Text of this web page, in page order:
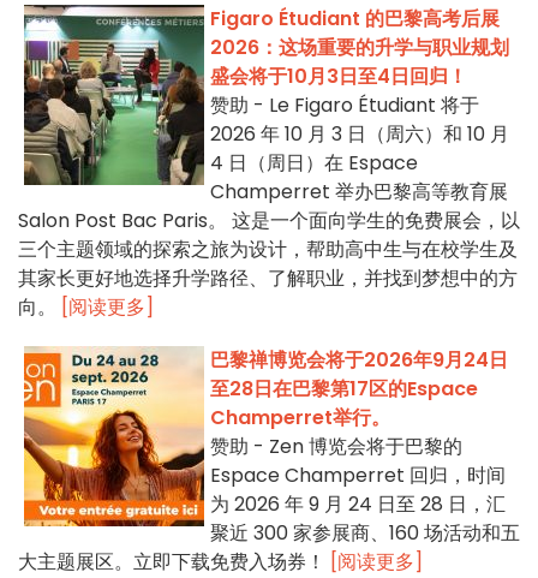
Figaro Étudiant 的巴黎高考后展
2026：这场重要的升学与职业规划
盛会将于10月3日至4日回归！
赞助 - Le Figaro Étudiant 将于
2026 年 10 月 3 日（周六）和 10 月
4 日（周日）在 Espace
Champerret 举办巴黎高等教育展
Salon Post Bac Paris。 这是一个面向学生的免费展会，以
三个主题领域的探索之旅为设计，帮助高中生与在校学生及
其家长更好地选择升学路径、了解职业，并找到梦想中的方
向。
[阅读更多]
巴黎禅博览会将于2026年9月24日
至28日在巴黎第17区的Espace
Champerret举行。
赞助 - Zen 博览会将于巴黎的
Espace Champerret 回归，时间
为 2026 年 9 月 24 日至 28 日，汇
聚近 300 家参展商、160 场活动和五
大主题展区。立即下载免费入场券！
[阅读更多]